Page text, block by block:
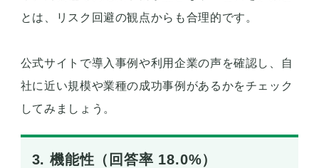
とは、リスク回避の観点からも合理的です。
公式サイトで導入事例や利用企業の声を確認し、自
社に近い規模や業種の成功事例があるかをチェック
してみましょう。
3. 機能性（回答率 18.0%）